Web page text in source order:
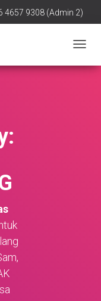
4657 9308 (Admin 2)